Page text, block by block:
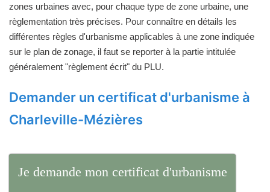
zones urbaines avec, pour chaque type de zone urbaine, une
règlementation très précises. Pour connaître en détails les
différentes règles d'urbanisme applicables à une zone indiquée
sur le plan de zonage, il faut se reporter à la partie intitulée
généralement "règlement écrit" du PLU.
Demander un certificat d'urbanisme à
Charleville-Mézières
Je demande mon certificat d'urbanisme